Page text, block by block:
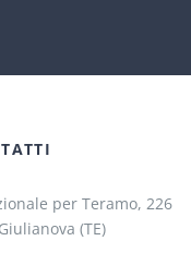
per Teramo, 226
(TE)